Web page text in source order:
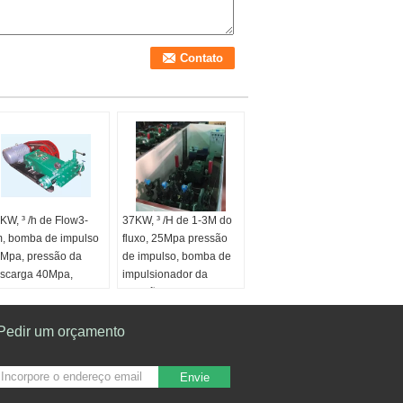
³ /h de Flow3-
bomba de impulso
pressão da
40Mpa,
de
Água de impulso
injeção da água
37KW, ³ /H de 1-3M do
fluxo, 25Mpa pressão
de impulso, bomba de
impulsionador da
móvel do campo
Aplicação:Usado para
a injeção móvel e a
um orçamento
Envie